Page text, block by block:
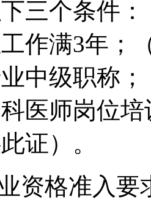
三个条件
作满3年；
中级职称
医师岗位
证）。
资格准入要